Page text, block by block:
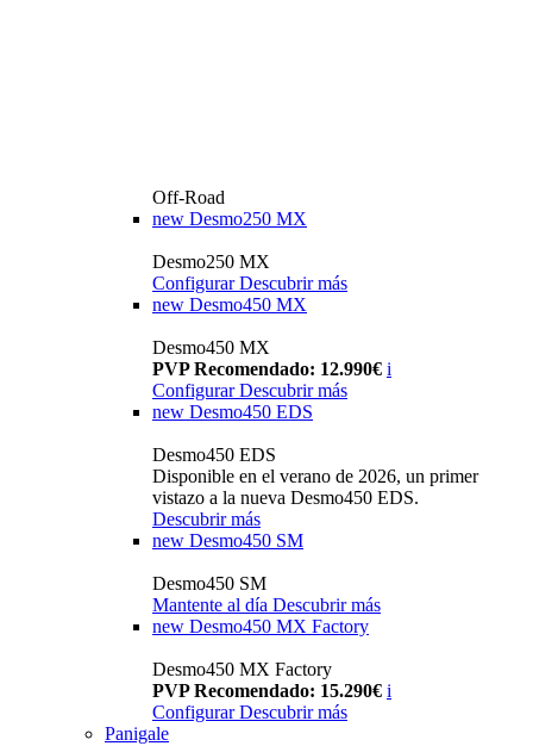
Off-Road
new Desmo250 MX
Desmo250 MX
Configurar Descubrir más
new Desmo450 MX
Desmo450 MX
PVP Recomendado: 12.990€ i
Configurar Descubrir más
new Desmo450 EDS
Desmo450 EDS
Disponible en el verano de 2026, un primer
vistazo a la nueva Desmo450 EDS.
Descubrir más
new Desmo450 SM
Desmo450 SM
Mantente al día Descubrir más
new Desmo450 MX Factory
Desmo450 MX Factory
PVP Recomendado: 15.290€ i
Configurar Descubrir más
Panigale